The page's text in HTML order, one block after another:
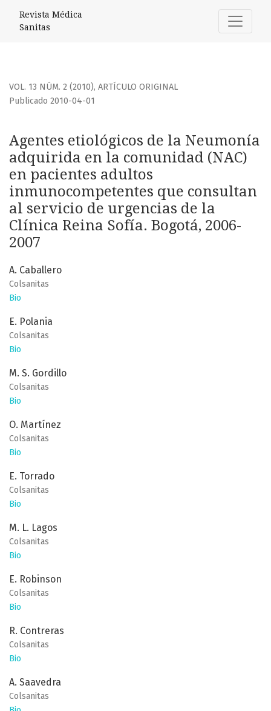
Agentes etiológicos de la Neumonía adquirida en la
Revista Médica
Sanitas
VOL. 13 NÚM. 2 (2010), ARTÍCULO ORIGINAL
Agentes etiológicos de la Neumonía
adquirida en la comunidad (NAC)
en pacientes adultos
inmunocompetentes que consultan
al servicio de urgencias de la
Clínica Reina Sofía. Bogotá, 2006-
2007
Publicado 2010-04-01
A. Caballero
Colsanitas
Bio
E. Polania
Colsanitas
Bio
M. S. Gordillo
Colsanitas
Bio
O. Martínez
Colsanitas
Bio
E. Torrado
Colsanitas
Bio
M. L. Lagos
Colsanitas
Bio
E. Robinson
Colsanitas
Bio
R. Contreras
Colsanitas
Bio
A. Saavedra
Colsanitas